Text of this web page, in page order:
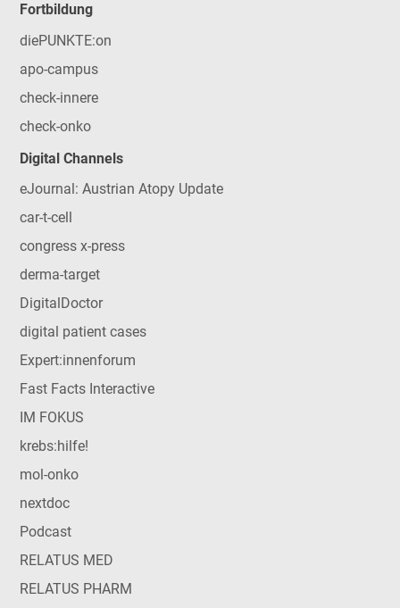
Fortbildung
diePUNKTE:on
apo-campus
check-innere
check-onko
Digital Channels
eJournal: Austrian Atopy Update
car-t-cell
congress x-press
derma-target
DigitalDoctor
digital patient cases
Expert:innenforum
Fast Facts Interactive
IM FOKUS
krebs:hilfe!
mol-onko
nextdoc
Podcast
RELATUS MED
RELATUS PHARM